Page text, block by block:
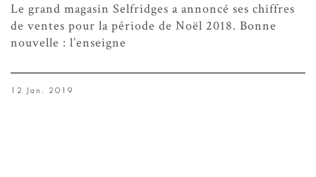
Le grand magasin Selfridges a annoncé ses chiffres
de ventes pour la période de Noël 2018. Bonne
nouvelle : l’enseigne
12 Jan. 2019